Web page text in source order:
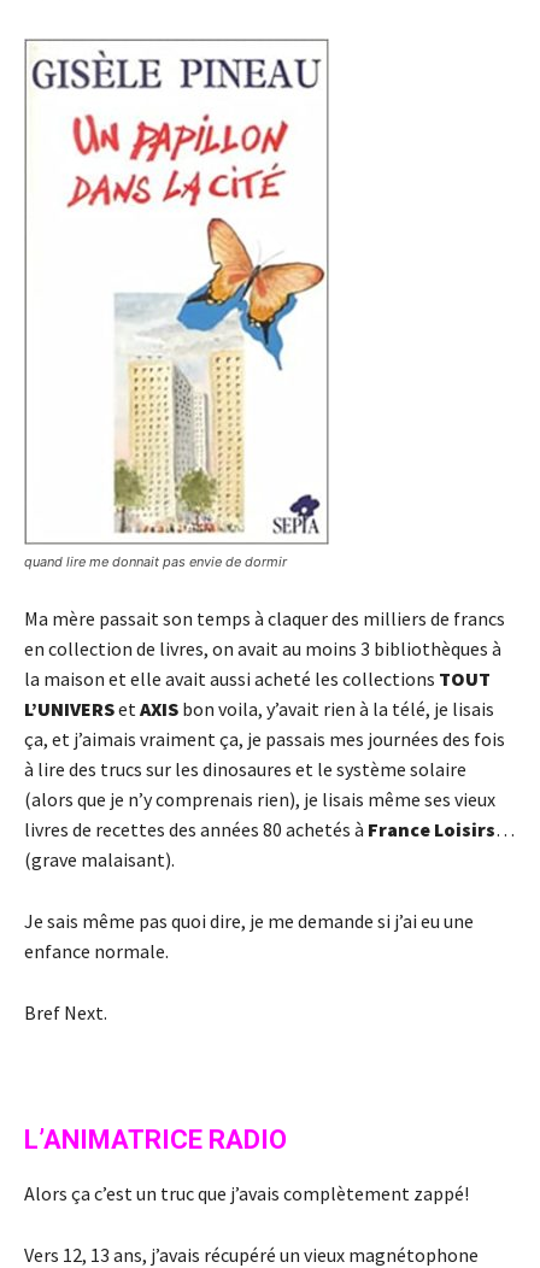
quand lire me donnait pas envie de dormir
Ma mère passait son temps à claquer des milliers de francs
en collection de livres, on avait au moins 3 bibliothèques à
la maison et elle avait aussi acheté les collections TOUT
L’UNIVERSetAXIS bon voila, y’avait rien à la télé, je lisais
ça, et j’aimais vraiment ça, je passais mes journées des fois
à lire des trucs sur les dinosaures et le système solaire
(alors que je n’y comprenais rien), je lisais même ses vieux
livres de recettes des années 80 achetés à France Loisirs…
(grave malaisant).
Je sais même pas quoi dire, je me demande si j’ai eu une
enfance normale.
Bref Next.
L’ANIMATRICE RADIO
Alors ça c’est un truc que j’avais complètement zappé!
Vers 12, 13 ans, j’avais récupéré un vieux magnétophone